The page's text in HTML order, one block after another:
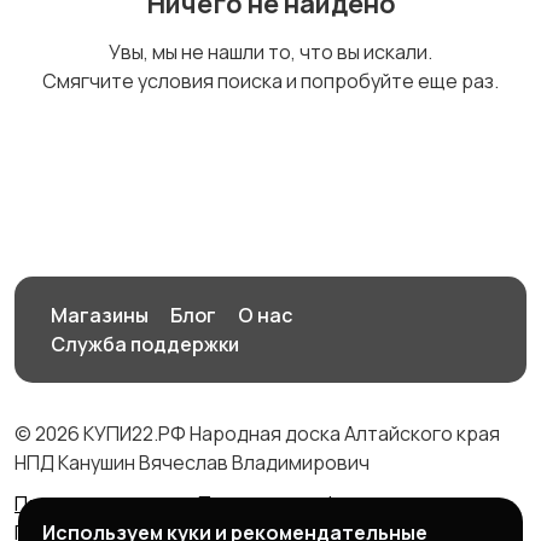
Увы, мы не нашли то, что вы искали.
Смягчите условия поиска и попробуйте еще раз.
Магазины Блог
О нас
Служба поддержки
© 2026 КУПИ22.РФ Народная доска Алтайского края
НПД Канушин Вячеслав Владимирович
Правила сервиса
Политика конфиденциальности
Политика использования cookie
Используем куки и рекомендательные